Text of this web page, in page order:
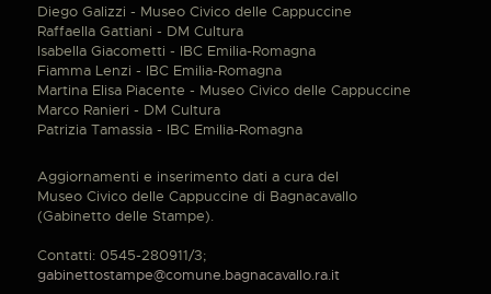
Diego Galizzi - Museo Civico delle Cappuccine
Raffaella Gattiani - DM Cultura
Isabella Giacometti - IBC Emilia-Romagna
Fiamma Lenzi - IBC Emilia-Romagna
Martina Elisa Piacente - Museo Civico delle Cappuccine
Marco Ranieri - DM Cultura
Patrizia Tamassia - IBC Emilia-Romagna
Aggiornamenti e inserimento dati a cura del
Museo Civico delle Cappuccine di Bagnacavallo
(Gabinetto delle Stampe).
Contatti: 0545-280911/3;
gabinettostampe@comune.bagnacavallo.ra.it